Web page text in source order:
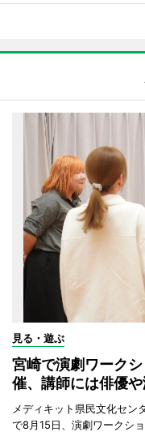
見る・遊ぶ
宮崎で演劇ワーク
催、講師には俳優
メディキット県民文化セ
で8月15日、演劇ワークシ